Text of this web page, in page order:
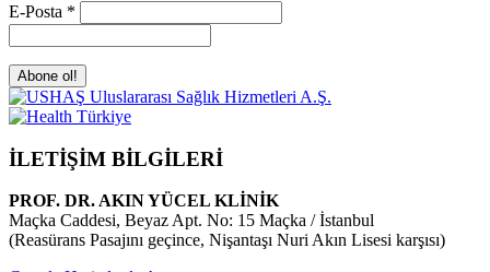
E-Posta *
İLETİŞİM BİLGİLERİ
PROF. DR. AKIN YÜCEL KLİNİK
Maçka Caddesi, Beyaz Apt. No: 15 Maçka / İstanbul
(Reasürans Pasajını geçince, Nişantaşı Nuri Akın Lisesi karşısı)